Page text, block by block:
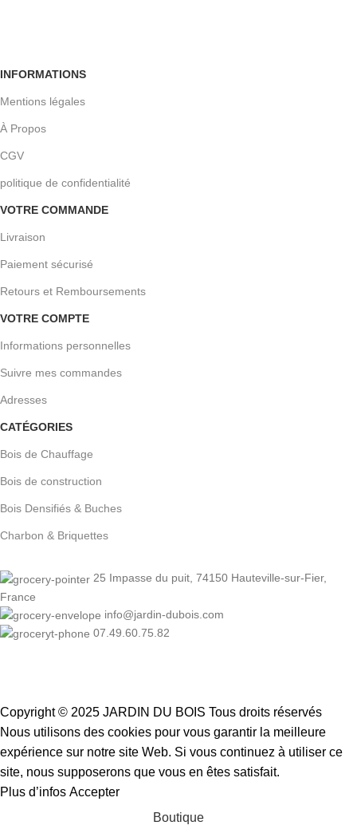
INFORMATIONS
Mentions légales
À Propos
CGV
politique de confidentialité
VOTRE COMMANDE
Livraison
Paiement sécurisé
Retours et Remboursements
VOTRE COMPTE
Informations personnelles
Suivre mes commandes
Adresses
CATÉGORIES
Bois de Chauffage
Bois de construction
Bois Densifiés & Buches
Charbon & Briquettes
25 Impasse du puit, 74150 Hauteville-sur-Fier,
France
info@jardin-dubois.com
07.49.60.75.82
Copyright © 2025 JARDIN DU BOIS Tous droits réservés
Nous utilisons des cookies pour vous garantir la meilleure
expérience sur notre site Web. Si vous continuez à utiliser ce
site, nous supposerons que vous en êtes satisfait.
Plus d’infos Accepter
Boutique